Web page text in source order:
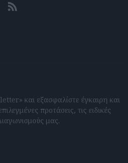
RSS feeds
και εξασφαλίστε έγκαιρη και
προτάσεις, τις ειδικές
μας.